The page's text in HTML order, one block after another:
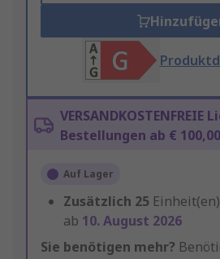
Bestellungen ab € 100,00
Auf Lager
Zusätzlich 25
ab 10. August 2026
Sie benötigen mehr?